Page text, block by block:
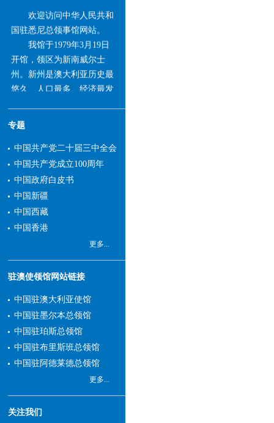
欢迎访问中华人民共和
国驻悉尼总领事馆网站。
我馆于1979年3月19日
开馆，领区为新南威尔士
州。新州是澳大利亚历史最
悠久、人口最多、经济最发
量最多的州。中国长期保持
新州第一大贸易伙伴、第一
大进口来源地和第一大服务
切，友谊日益增强，互利合
作不断深化，成果丰硕，前
景广阔。
我和总领馆同事愿同领
区各界朋友携手努力，积极
落实好两国领导人重要共
经济、科技、文化、教育、
旅游等各领域交流合作，为
建设更加成熟稳定、更加富
有成果的中澳全面战略伙伴
关系贡献力量。我们也将尽
职尽责，依法为领区中国公
民和机构做好领事保护，竭
诚为中外人士提供优质的领
专题
中国共产党二十届三中全会
中国共产党成立100周年
中国政府白皮书
中国新疆
中国西藏
中国香港
更多...
驻澳使领馆网站链接
中国驻澳大利亚使馆
中国驻墨尔本总领馆
中国驻珀斯总领馆
中国驻布里斯班总领馆
中国驻阿德莱德总领馆
更多...
关注我们